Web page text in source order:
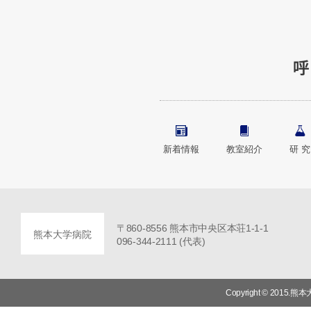
新着情報 教室紹介 研 究
熊本大学病院
〒860-8556 熊本市中央区本荘1-1-1
096-344-2111 (代表)
Copyright © 2015.熊本